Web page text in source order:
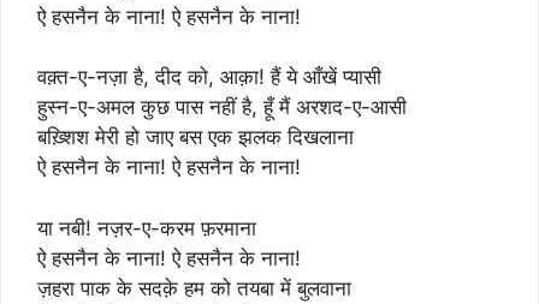
ऐ हसनैन के नाना! ऐ हसनैन के नाना!
वक़्त-ए-नज़ा है, दीद को, आक़ा! हैं ये आँखें प्यासी
हुस्न-ए-अमल कुछ पास नहीं है, हूँ मैं अरशद-ए-आसी
बख़्शिश मेरी हो जाए बस एक झलक दिखलाना
ऐ हसनैन के नाना! ऐ हसनैन के नाना!
या नबी! नज़र-ए-करम फ़रमाना
ऐ हसनैन के नाना! ऐ हसनैन के नाना!
ज़हरा पाक के सदक़े हम को तयबा में बुलवाना